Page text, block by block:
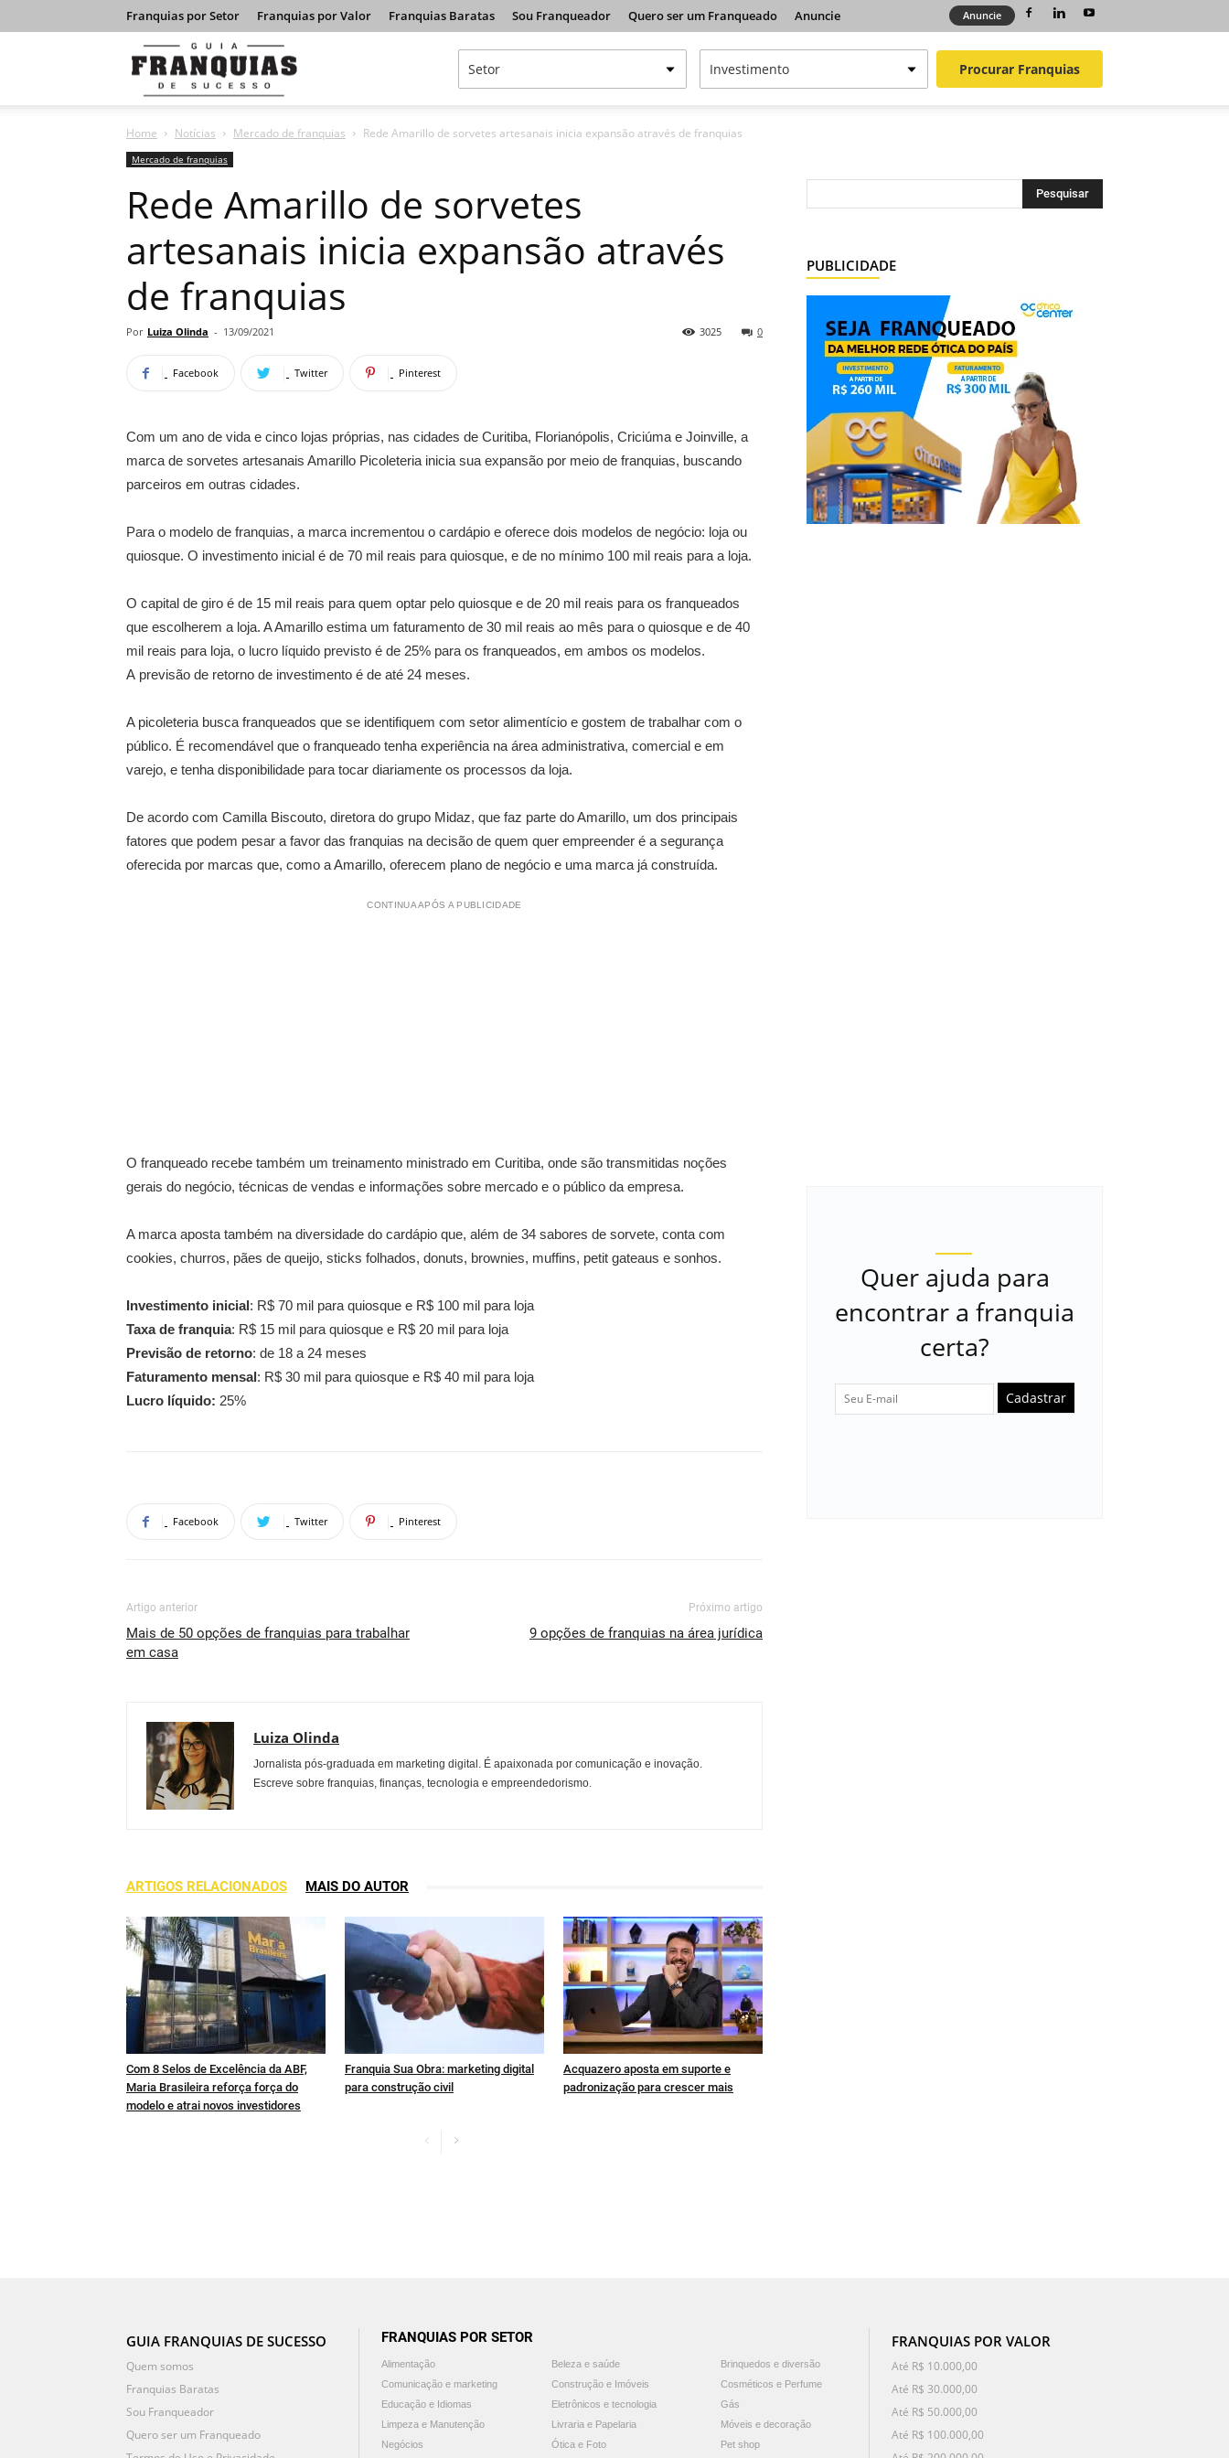
Franquias por Setor Franquias por Valor Franquias Baratas Sou Franqueador Quero ser um Franqueado Anuncie Anuncie
Franquias
Sucesso
Procurar Franquias
Home Notícias Mercado de franquias Rede Amarillo de sorvetes artesanais inicia expansão através de franquias
Mercado de franquias
Rede Amarillo de sorvetes
artesanais inicia expansão através
de franquias
Por Luiza Olinda - 13/09/2021 0
3025
Facebook Twitter Pinterest
Com um ano de vida e cinco lojas próprias, nas cidades de Curitiba, Florianópolis, Criciúma e Joinville, a
marca de sorvetes artesanais Amarillo Picoleteria inicia sua expansão por meio de franquias, buscando
parceiros em outras cidades.
Para o modelo de franquias, a marca incrementou o cardápio e oferece dois modelos de negócio: loja ou
quiosque. O investimento inicial é de 70 mil reais para quiosque, e de no mínimo 100 mil reais para a loja.
O capital de giro é de 15 mil reais para quem optar pelo quiosque e de 20 mil reais para os franqueados
que escolherem a loja. A Amarillo estima um faturamento de 30 mil reais ao mês para o quiosque e de 40
mil reais para loja, o lucro líquido previsto é de 25% para os franqueados, em ambos os modelos.
A previsão de retorno de investimento é de até 24 meses.
A picoleteria busca franqueados que se identifiquem com setor alimentício e gostem de trabalhar com o
público. É recomendável que o franqueado tenha experiência na área administrativa, comercial e em
varejo, e tenha disponibilidade para tocar diariamente os processos da loja.
De acordo com Camilla Biscouto, diretora do grupo Midaz, que faz parte do Amarillo, um dos principais
fatores que podem pesar a favor das franquias na decisão de quem quer empreender é a segurança
oferecida por marcas que, como a Amarillo, oferecem plano de negócio e uma marca já construída.
CONTINUA APÓS A PUBLICIDADE
O franqueado recebe também um treinamento ministrado em Curitiba, onde são transmitidas noções
gerais do negócio, técnicas de vendas e informações sobre mercado e o público da empresa.
A marca aposta também na diversidade do cardápio que, além de 34 sabores de sorvete, conta com
cookies, churros, pães de queijo, sticks folhados, donuts, brownies, muffins, petit gateaus e sonhos.
Investimento inicial: R$ 70 mil para quiosque e R$ 100 mil para loja
Taxa de franquia: R$ 15 mil para quiosque e R$ 20 mil para loja
Previsão de retorno: de 18 a 24 meses
Faturamento mensal: R$ 30 mil para quiosque e R$ 40 mil para loja
Lucro líquido: 25%
Facebook Twitter Pinterest
Artigo anterior
Mais de 50 opções de franquias para trabalhar
em casa
Próximo artigo
9 opções de franquias na área jurídica
Luiza Olinda
Jornalista pós-graduada em marketing digital. É apaixonada por comunicação e inovação.
Escreve sobre franquias, finanças, tecnologia e empreendedorismo.
ARTIGOS RELACIONADOS MAIS DO AUTOR
Com 8 Selos de Excelência da ABF,
Maria Brasileira reforça força do
modelo e atrai novos investidores
Franquia Sua Obra: marketing digital
para construção civil
Acquazero aposta em suporte e
padronização para crescer mais
PUBLICIDADE
Quer ajuda para
encontrar a franquia
certa?
Cadastrar
GUIA FRANQUIAS DE SUCESSO
Quem somos
Franquias Baratas
Sou Franqueador
Quero ser um Franqueado
FRANQUIAS POR SETOR
Alimentação Beleza e saúde
Brinquedos e diversão
Comunicação e marketing
Construção e Imóveis
Cosméticos e Perfume
Educação e Idiomas
Eletrônicos e tecnologia
Gás
Limpeza e Manutenção
Livraria e Papelaria
Móveis e decoração
Negócios
Ótica e Foto Pet shop
FRANQUIAS POR VALOR
Até R$ 10.000,00
Até R$ 30.000,00
Até R$ 50.000,00
Até R$ 100.000,00